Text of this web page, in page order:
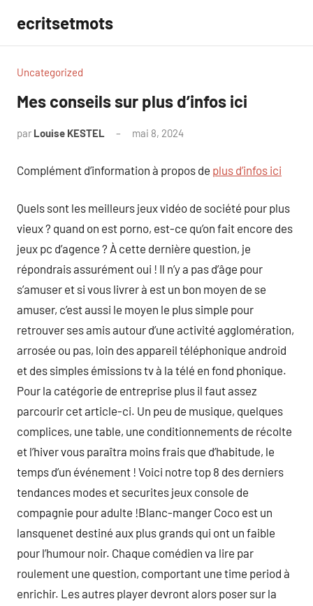
contenu
ecritsetmots
Uncategorized
Mes conseils sur plus d’infos ici
par Louise KESTEL mai 8, 2024
Complément d’information à propos de plus d’infos ici
Quels sont les meilleurs jeux vidéo de société pour plus
vieux ? quand on est porno, est-ce qu’on fait encore des
jeux pc d’agence ? À cette dernière question, je
répondrais assurément oui ! Il n’y a pas d’âge pour
s’amuser et si vous livrer à est un bon moyen de se
amuser, c’est aussi le moyen le plus simple pour
retrouver ses amis autour d’une activité agglomération,
arrosée ou pas, loin des appareil téléphonique android
et des simples émissions tv à la télé en fond phonique.
Pour la catégorie de entreprise plus il faut assez
parcourir cet article-ci. Un peu de musique, quelques
complices, une table, une conditionnements de récolte
et l’hiver vous paraîtra moins frais que d’habitude, le
temps d’un événement ! Voici notre top 8 des derniers
tendances modes et securites jeux console de
compagnie pour adulte !Blanc-manger Coco est un
lansquenet destiné aux plus grands qui ont un faible
pour l’humour noir. Chaque comédien va lire par
roulement une question, comportant une time period à
enrichir. Les autres player devront alors poser sur la